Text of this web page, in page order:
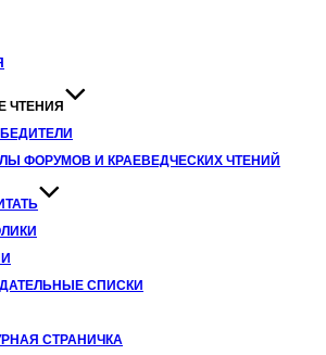
ЧТЕНИЯ
ФОРУМОВ И КРАЕВЕДЧЕСКИХ ЧТЕНИЙ
СПИСКИ
СТРАНИЧКА